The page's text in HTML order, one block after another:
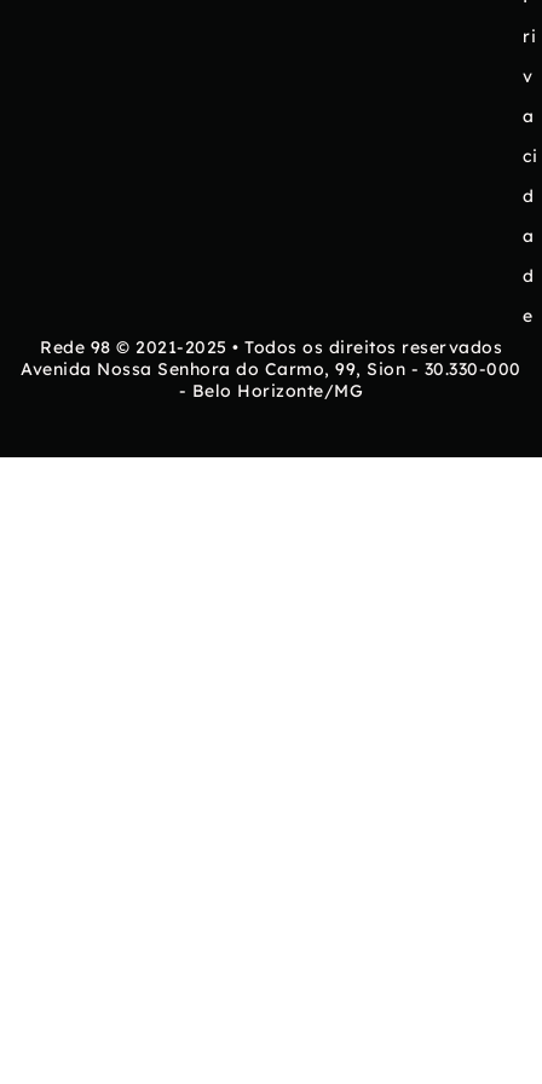
ri
v
a
ci
d
a
d
e
Rede 98 © 2021-2025 • Todos os direitos reservados
Avenida Nossa Senhora do Carmo, 99, Sion - 30.330-000
- Belo Horizonte/MG